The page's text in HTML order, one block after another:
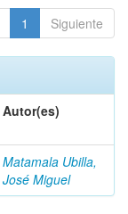
1 Siguiente
Autor(es)
Matamala Ubilla,
José Miguel